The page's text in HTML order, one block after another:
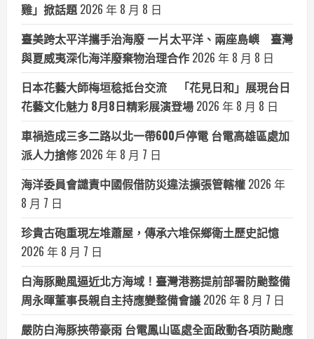
雞」掀話題 2026 年 8 月 8 日
臺美跨太平洋攜手治海廢 一片太平洋、兩座島嶼 臺灣
與夏威夷深化海洋廢棄物治理合作 2026 年 8 月 8 日
日本花藝大師梅垣稔抵台交流 「花見日和」展現台日
花藝文化魅力 8月8日精彩展演登場 2026 年 8 月 8 日
車禍造成三多二路以北一帶600戶停電 台電高雄區處加
派人力搶修 2026 年 8 月 7 日
海洋委員會譴責中國假借防災違法擴張管轄權 2026 年
8 月 7 日
珍貴古砲重現左堆蕭屋，傳承六堆保鄉衛土歷史記憶
2026 年 8 月 7 日
白海豚颱風逼近北方海域！臺灣港務提前部署防颱整備
周永暉董事長親自主持應變整備會議 2026 年 8 月 7 日
嚴防白海豚挾帶豪雨 台電鳳山區處全面啟動各項防颱應